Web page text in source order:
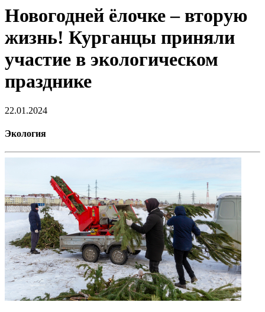
Новогодней ёлочке – вторую
жизнь! Курганцы приняли
участие в экологическом
празднике
22.01.2024
Экология